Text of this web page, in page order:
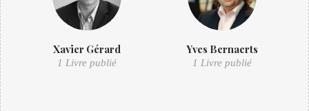
Xavier Gérard
1 Livre publié
Yves Bernaerts
1 Livre publié